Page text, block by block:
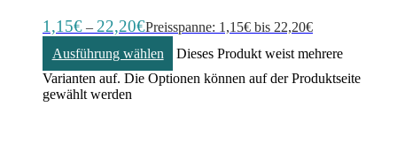
1,15€ – 22,20€Preisspanne: 1,15€ bis 22,20€
Ausführung wählen
Dieses Produkt weist mehrere
Varianten auf. Die Optionen können auf der Produktseite
gewählt werden